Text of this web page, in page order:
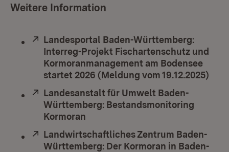
Weitere Information
Extern:
Landesportal Baden-Württemberg:
Interreg-Projekt Fischartenschutz und
Kormoranmanagement am Bodensee
startet 2026 (Meldung vom 19.12.2025)
Extern:
Landesanstalt für Umwelt Baden-
Württemberg: Bestandsmonitoring
Kormoran
Extern:
Landwirtschaftliches Zentrum Baden-
Württemberg: Der Kormoran in Baden-